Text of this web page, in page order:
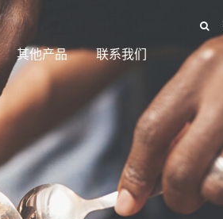
其他产品 联系我们